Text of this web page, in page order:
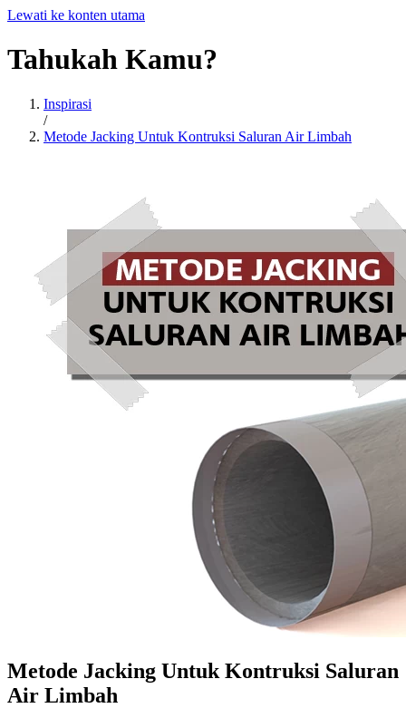
Lewati ke konten utama
Tahukah Kamu?
Inspirasi
/
Metode Jacking Untuk Kontruksi Saluran Air Limbah
Metode Jacking Untuk Kontruksi Saluran
Air Limbah